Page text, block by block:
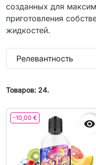
созданных для
приготовления
жидкостей.
Товаров: 24.
Релевантность
-10,00 € 